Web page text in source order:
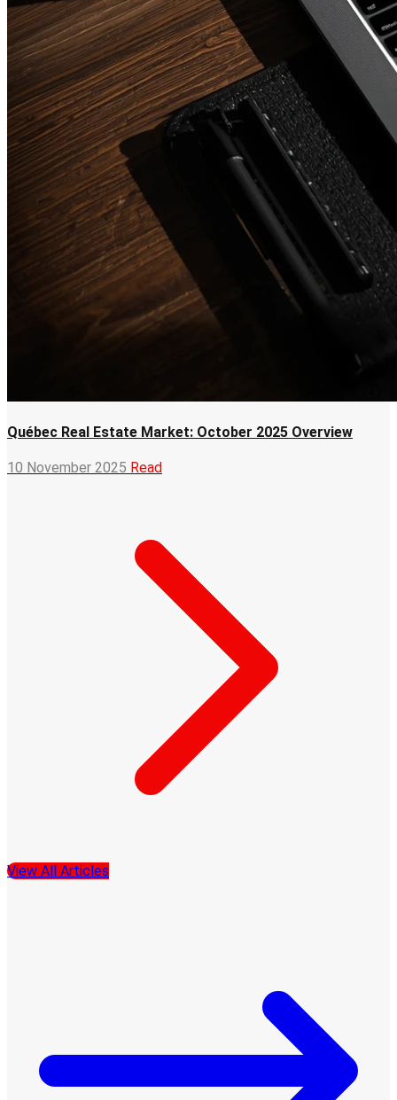
Québec Real Estate Market: October 2025 Overview
10 November 2025 Read
View All Articles